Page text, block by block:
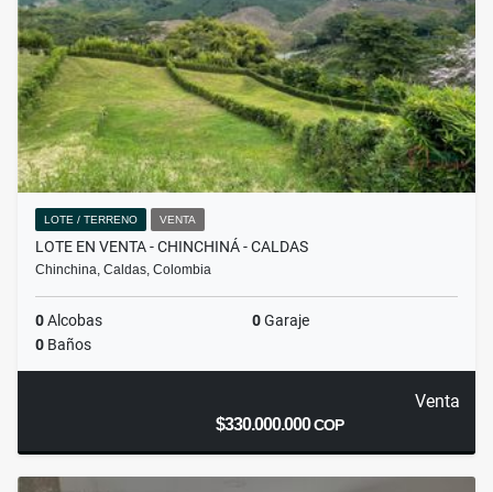
LOTE / TERRENO VENTA
LOTE EN VENTA - CHINCHINÁ - CALDAS
Chinchina, Caldas, Colombia
0Alcobas 0Garaje
0 Baños
Venta
$330.000.000COP